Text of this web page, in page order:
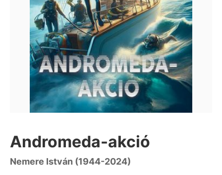
Andromeda-akció
Nemere István (1944-2024)